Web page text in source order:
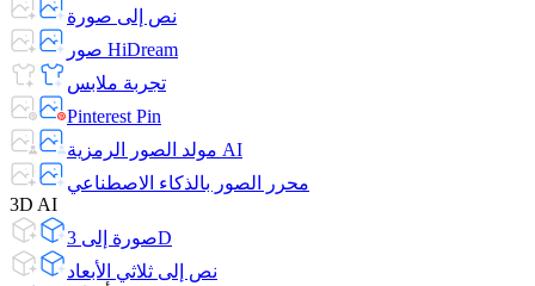
نص إلى صورة
صور HiDream
تجربة ملابس
Pinterest Pin
مولد الصور الرمزية AI
محرر الصور بالذكاء الاصطناعي
3D AI
صورة إلى 3D
نص إلى ثلاثي الأبعاد